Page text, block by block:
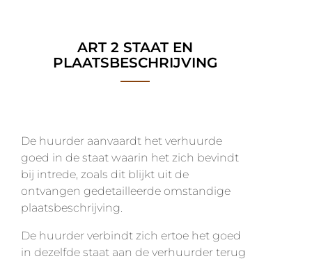
ART 2 STAAT EN
PLAATSBESCHRIJVING
De huurder aanvaardt het verhuurde
goed in de staat waarin het zich bevindt
bij intrede, zoals dit blijkt uit de
ontvangen gedetailleerde omstandige
plaatsbeschrijving.
De huurder verbindt zich ertoe het goed
in dezelfde staat aan de verhuurder terug